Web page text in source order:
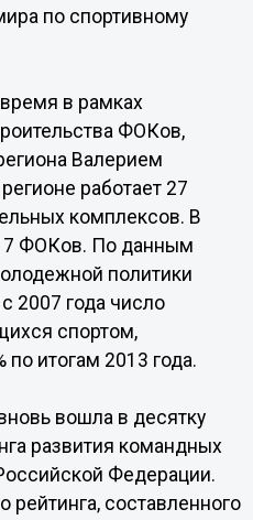
по спортивному
в рамках
ФОКов,
Валерием
работает 27
комплексов. В
7 ФОКов. По данным
политики
2007 года число
спортом,
по итогам 2013 года.
вошла в десятку
развития командных
Федерации.
рейтинга, составленного